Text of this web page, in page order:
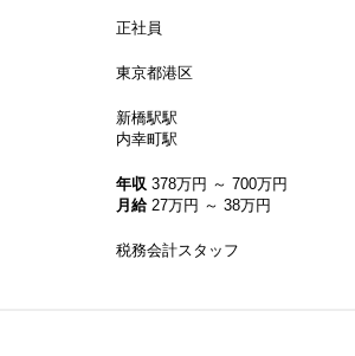
正社員
東京都港区
新橋駅駅
内幸町駅
年収 378万円 ～ 700万円
月給27万円 ～ 38万円
税務会計スタッフ